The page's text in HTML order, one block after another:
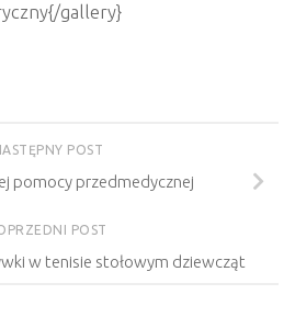
gallery}
POST
pomocy przedmedycznej
POST
w tenisie stołowym dziewcząt